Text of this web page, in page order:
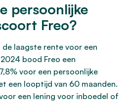
persoonlijke
Freo?
laagste rente voor een
bood Freo een
voor een persoonlijke
een looptijd van 60 maanden.
een lening voor inboedel of